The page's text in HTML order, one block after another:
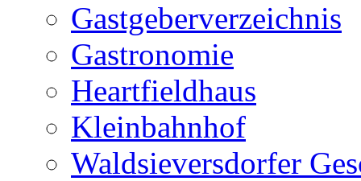
Gastgeberverzeichnis
Gastronomie
Heartfieldhaus
Kleinbahnhof
Waldsieversdorfer